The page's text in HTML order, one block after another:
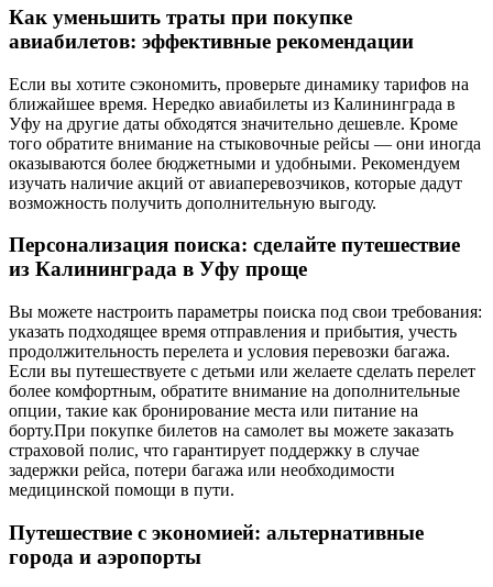
Как уменьшить траты при покупке
авиабилетов: эффективные рекомендации
Если вы хотите сэкономить, проверьте динамику тарифов на
ближайшее время. Нередко авиабилеты из Калининграда в
Уфу на другие даты обходятся значительно дешевле. Кроме
того обратите внимание на стыковочные рейсы — они иногда
оказываются более бюджетными и удобными. Рекомендуем
изучать наличие акций от авиаперевозчиков, которые дадут
возможность получить дополнительную выгоду.
Персонализация поиска: сделайте путешествие
из Калининграда в Уфу проще
Вы можете настроить параметры поиска под свои требования:
указать подходящее время отправления и прибытия, учесть
продолжительность перелета и условия перевозки багажа.
Если вы путешествуете с детьми или желаете сделать перелет
более комфортным, обратите внимание на дополнительные
опции, такие как бронирование места или питание на
борту.При покупке билетов на самолет вы можете заказать
страховой полис, что гарантирует поддержку в случае
задержки рейса, потери багажа или необходимости
медицинской помощи в пути.
Путешествие с экономией: альтернативные
города и аэропорты